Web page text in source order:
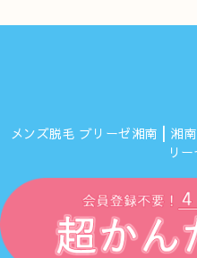
メンズ脱毛 ブリーゼ湘南┃湘
リ
©2026ブリーゼ湘南.